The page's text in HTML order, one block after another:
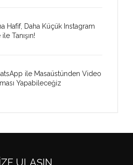
Hafif, Daha Küçük Instagram
ile Tanışın!
ile Masaüstünden Video
Yapabileceğiz
ULAŞIN